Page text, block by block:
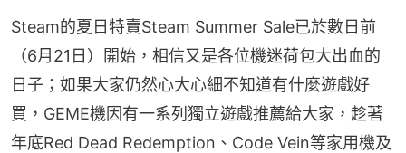
Steam的夏日特賣Steam Summer Sale已於數日前
（6月21日）開始，相信又是各位機迷荷包大出血的
日子；如果大家仍然心大心細不知道有什麼遊戲好
買，GEME機因有一系列獨立遊戲推薦給大家，趁著
年底Red Dead Redemption、Code Vein等家用機及